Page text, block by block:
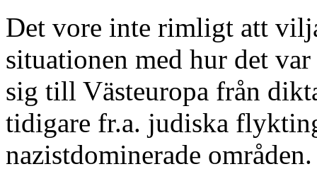
Det vore inte rimligt att
situationen med hur det
sig till Västeuropa från
tidigare fr.a. judiska
nazistdominerade